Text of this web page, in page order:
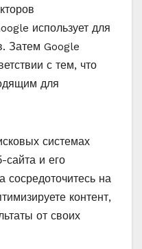
использует для
Затем Google
с тем, что
для
системах
сайта и его
сосредоточитесь на
контент,
от своих